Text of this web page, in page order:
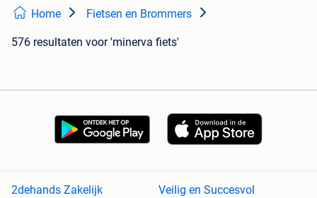
Home Fietsen en Brommers
576 resultaten voor 'minerva fiets'
2dehands Zakelijk
Veilig en Succesvol